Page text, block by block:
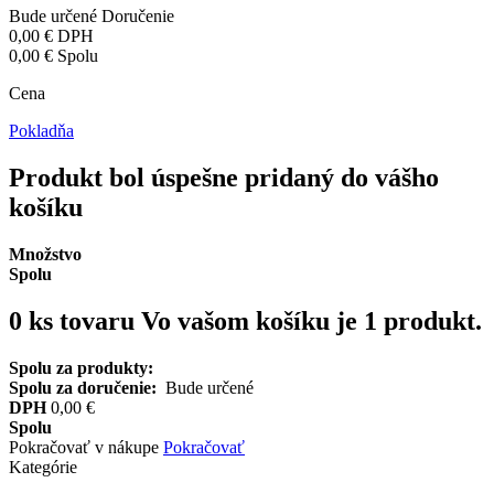
Bude určené Doručenie
0,00 € DPH
0,00 € Spolu
Cena
Pokladňa
Produkt bol úspešne pridaný do vášho
košíku
Množstvo
Spolu
0 ks tovaru Vo vašom košíku je 1 produkt.
Spolu za produkty:
Spolu za doručenie: Bude určené
DPH 0,00 €
Spolu
Pokračovať v nákupe Pokračovať
Kategórie